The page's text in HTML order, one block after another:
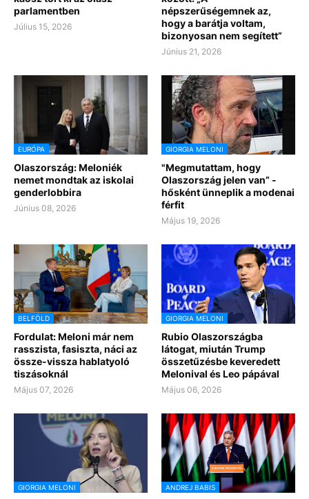
parlamentben
Július 15, 2026
népszerűségemnek az,
hogy a barátja voltam,
bizonyosan nem segített”
Június 21, 2026
EURÓPA
Olaszország: Meloniék
nemet mondtak az iskolai
genderlobbira
Június 08, 2026
GIORGIA MELONI
"Megmutattam, hogy
Olaszország jelen van” -
hősként ünneplik a modenai
férfit
Május 19, 2026
BELFÖLD
Fordulat: Meloni már nem
rasszista, fasiszta, náci az
össze-vissza hablatyoló
tiszásoknál
Május 07, 2026
GIORGIA MELONI
Rubio Olaszországba
látogat, miután Trump
összetűzésbe keveredett
Melonival és Leo pápával
Május 06, 2026
GIORGIA MELONI ANDREJ BABIS